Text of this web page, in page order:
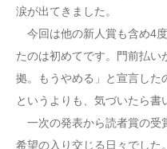
涙が出てきました。
今回は他の新人賞も含め4
たのは初めてです。門前払
拠。もうやめる」と宣言した
というよりも、気づいたら書
一次の発表から読者賞の受
希望の入り交じる日々でした